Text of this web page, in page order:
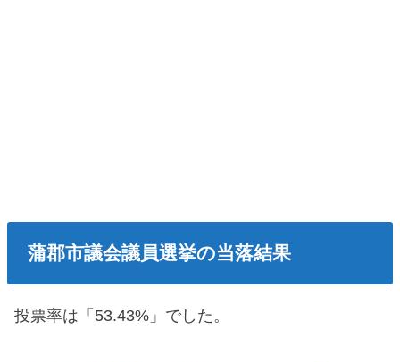
蒲郡市議会議員選挙の当落結果
投票率は「53.43%」でした。